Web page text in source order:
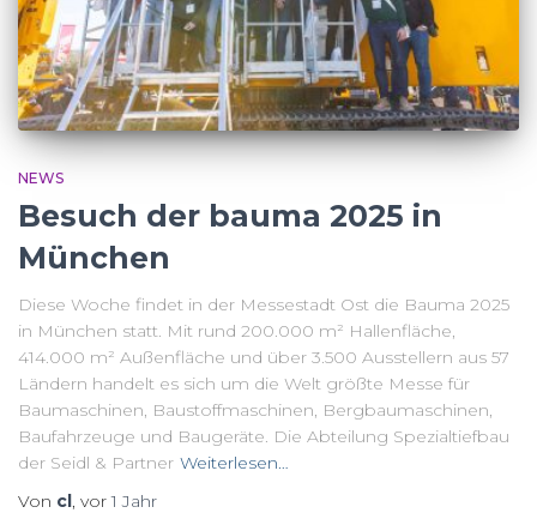
NEWS
Besuch der bauma 2025 in
München
Diese Woche findet in der Messestadt Ost die Bauma 2025
in München statt. Mit rund 200.000 m² Hallenfläche,
414.000 m² Außenfläche und über 3.500 Ausstellern aus 57
Ländern handelt es sich um die Welt größte Messe für
Baumaschinen, Baustoffmaschinen, Bergbaumaschinen,
Baufahrzeuge und Baugeräte. Die Abteilung Spezialtiefbau
der Seidl & Partner Weiterlesen…
Von cl, vor1 Jahr